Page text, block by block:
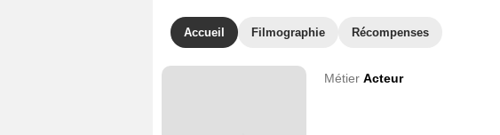
Accueil Filmographie Récompenses
Métier Acteur